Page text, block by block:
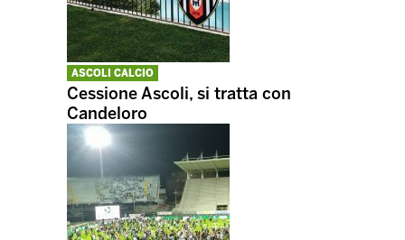
ASCOLI CALCIO
Cessione Ascoli, si tratta con
Candeloro